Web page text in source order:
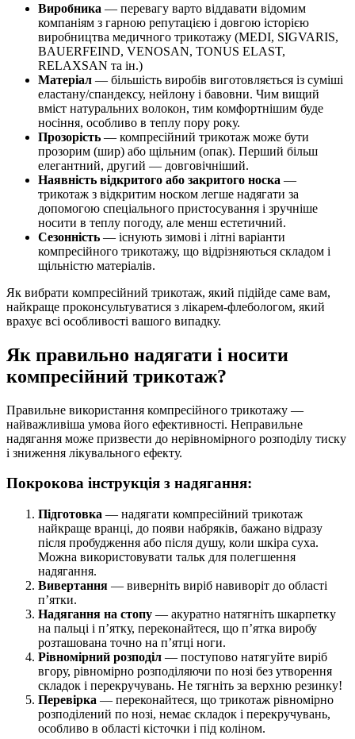
Виробника — перевагу варто віддавати відомим
компаніям з гарною репутацією і довгою історією
виробництва медичного трикотажу (MEDI, SIGVARIS,
BAUERFEIND, VENOSAN, TONUS ELAST,
RELAXSAN та ін.)
Матеріал — більшість виробів виготовляється із суміші
еластану/спандексу, нейлону і бавовни. Чим вищий
вміст натуральних волокон, тим комфортнішим буде
носіння, особливо в теплу пору року.
Прозорість — компресійний трикотаж може бути
прозорим (шир) або щільним (опак). Перший більш
елегантний, другий — довговічніший.
Наявність відкритого або закритого носка —
трикотаж з відкритим носком легше надягати за
допомогою спеціального пристосування і зручніше
носити в теплу погоду, але менш естетичний.
Сезонність — існують зимові і літні варіанти
компресійного трикотажу, що відрізняються складом і
щільністю матеріалів.
Як вибрати компресійний трикотаж, який підійде саме вам,
найкраще проконсультуватися з лікарем-флебологом, який
врахує всі особливості вашого випадку.
Як правильно надягати і носити
компресійний трикотаж?
Правильне використання компресійного трикотажу —
найважливіша умова його ефективності. Неправильне
надягання може призвести до нерівномірного розподілу тиску
і зниження лікувального ефекту.
Покрокова інструкція з надягання:
Підготовка — надягати компресійний трикотаж
найкраще вранці, до появи набряків, бажано відразу
після пробудження або після душу, коли шкіра суха.
Можна використовувати тальк для полегшення
надягання.
Вивертання — виверніть виріб навиворіт до області
п’ятки.
Надягання на стопу — акуратно натягніть шкарпетку
на пальці і п’ятку, переконайтеся, що п’ятка виробу
розташована точно на п’ятці ноги.
Рівномірний розподіл — поступово натягуйте виріб
вгору, рівномірно розподіляючи по нозі без утворення
складок і перекручувань. Не тягніть за верхню резинку!
Перевірка — переконайтеся, що трикотаж рівномірно
розподілений по нозі, немає складок і перекручувань,
особливо в області кісточки і під коліном.